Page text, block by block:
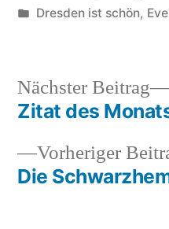
von
Veröffentlicht
Dresden ist schön,
Vorheriger
Die
Nächster Beitrag
Zitat des